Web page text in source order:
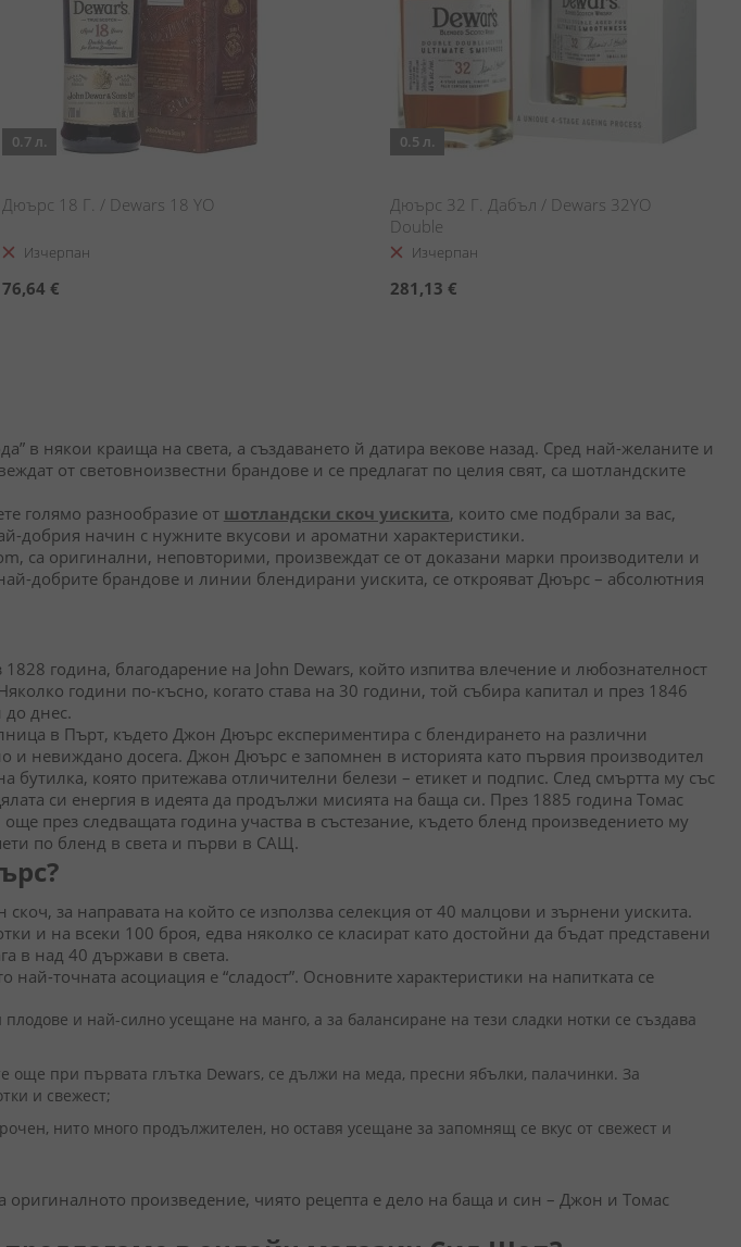
0.7 л.
Дюърс 18 Г. / Dewars 18 YO
Изчерпан
76,64 €
0.5 л.
Дюърс 32 Г. Дабъл / Dewars 32YO
Double
Изчерпан
281,13 €
в някои краища на света, а създаването й датира векове назад. Сред най-желаните и
от световноизвестни брандове и се предлагат по целия свят, са шотландските
голямо разнообразие от шотландски скоч уискита, които сме подбрали за вас,
добрия начин с нужните вкусови и ароматни характеристики.
са оригинални, неповторими, произвеждат се от доказани марки производители и
добрите брандове и линии блендирани уискита, се открояват Дюърс – абсолютния
година, благодарение на John Dewars, който изпитва влечение и любознателност
години по-късно, когато става на 30 години, той събира капитал и през 1846
до днес.
в Пърт, където Джон Дюърс експериментира с блендирането на различни
и невиждано досега. Джон Дюърс е запомнен в историята като първия производител
бутилка, която притежава отличителни белези – етикет и подпис. След смъртта му със
си енергия в идеята да продължи мисията на баща си. През 1885 година Томас
през следващата година участва в състезание, където бленд произведението му
по бленд в света и първи в САЩ.
за направата на който се използва селекция от 40 малцови и зърнени уискита.
и на всеки 100 броя, едва няколко се класират като достойни да бъдат представени
в над 40 държави в света.
точната асоциация е “сладост”. Основните характеристики на напитката се
и най-силно усещане на манго, а за балансиране на тези сладки нотки се създава
още при първата глътка Dewars, се дължи на меда, пресни ябълки, палачинки. За
и свежест;
нито много продължителен, но оставя усещане за запомнящ се вкус от свежест и
оригиналното произведение, чиято рецепта е дело на баща и син – Джон и Томас